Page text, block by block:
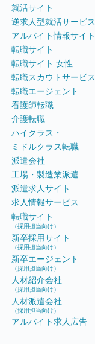
就活サイト
逆求人型就活サービス
アルバイト情報サイト
転職サイト
転職サイト 女性
転職スカウトサービス
転職エージェント
看護師転職
介護転職
ハイクラス・
ミドルクラス転職
派遣会社
工場・製造業派遣
派遣求人サイト
求人情報サービス
転職サイト
（採用担当向け）
新卒採用サイト
（採用担当向け）
新卒エージェント
（採用担当向け）
人材紹介会社
（採用担当向け）
人材派遣会社
（採用担当向け）
アルバイト求人広告